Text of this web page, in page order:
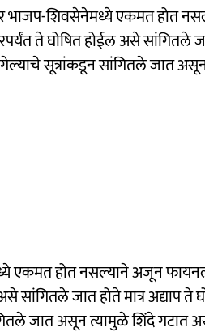
भाजप-शिवसेनेमध्ये एकमत होत
ते घोषित होईल असे सांगितले
सूत्रांकडून सांगितले जात
एकमत होत नसल्याने अजून
सांगितले जात होते मात्र अद्याप
जात असून त्यामुळे शिंदे गटात